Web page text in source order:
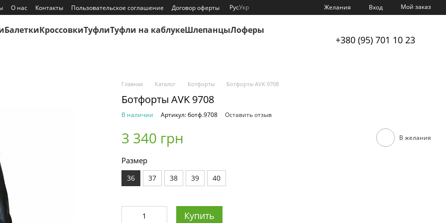
О нас Контакты Пользовательское соглашение Договор оферты РусУкр Желания Вход Мой заказ
БалеткиКроссовкиТуфлиТуфли на каблукеШлепанцыЛоферы
+380 (95) 701 10 23
Главная Каталог Ботфорты Ботфорты AVK 9708
Ботфорты AVK 9708
В наличии Артикул: ботф.9708 Оставить отзыв
3 340 грн В желания
Размер
36 37 38 39 40
Купить